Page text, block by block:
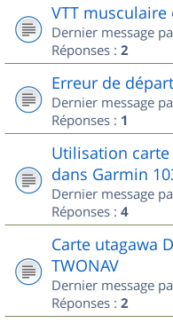
VTT musculaire
Dernier message
Réponses : 2
Erreur de
Dernier message
Réponses : 1
Utilisation carte
dans Garmin
Dernier message
Réponses : 4
Carte utagawa
TWONAV
Dernier message
Réponses : 2